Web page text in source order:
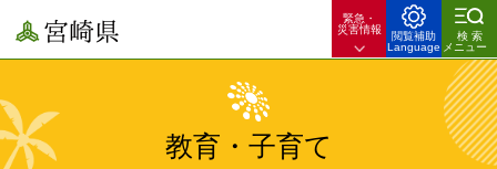
宮崎県
緊急・
災害情報
閲覧補助
Language
検索
メニュー
教育・子育て